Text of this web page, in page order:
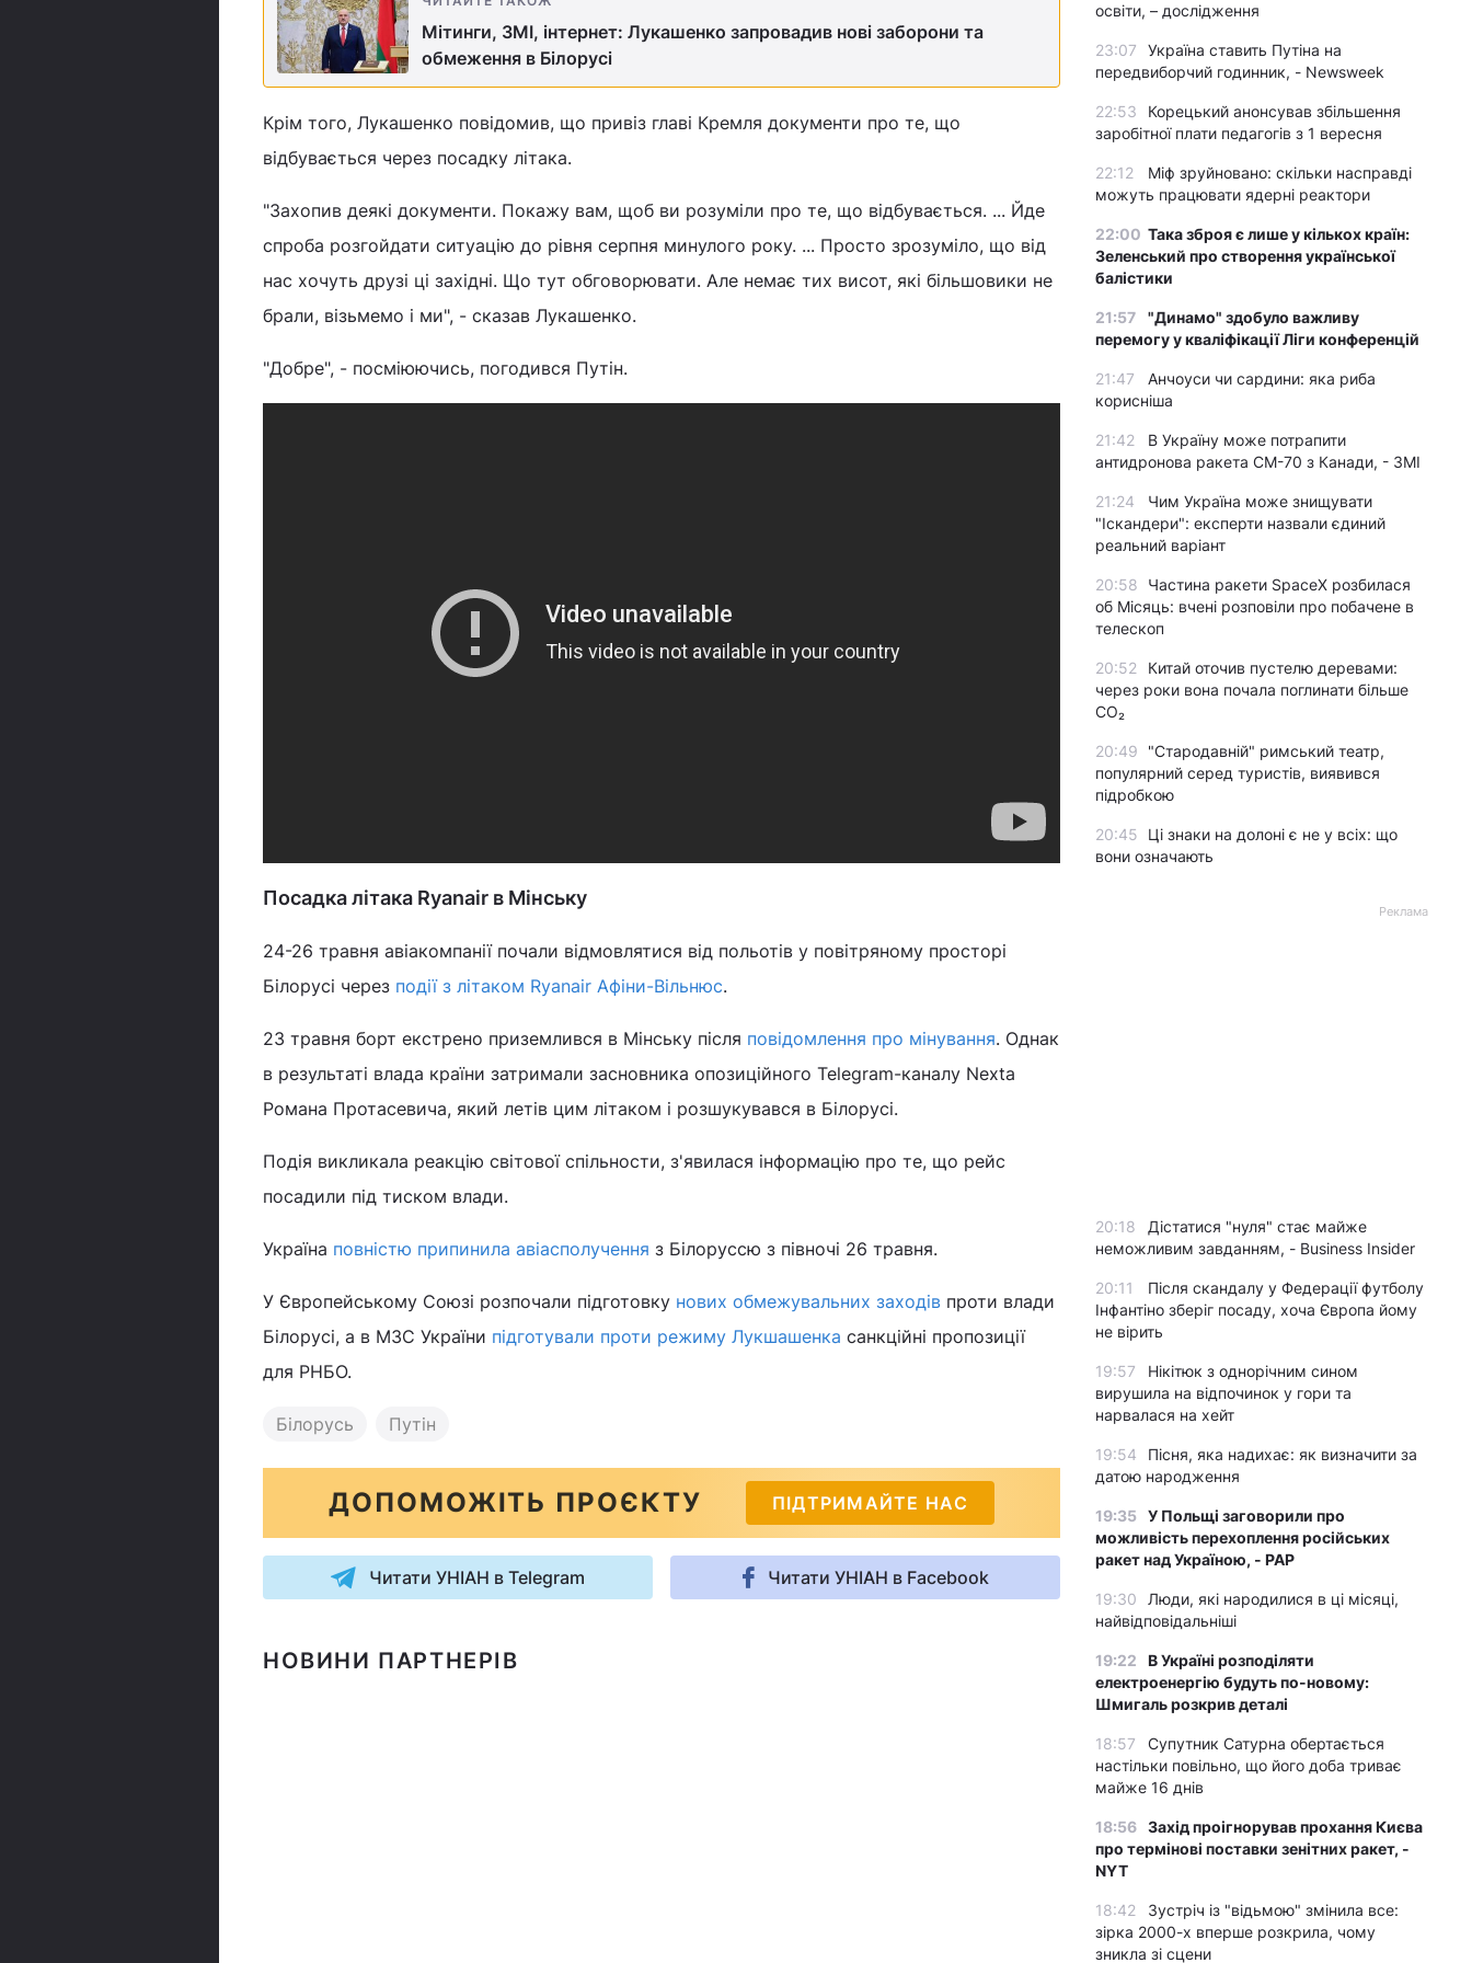
Мітинги, ЗМІ, інтернет: Лукашенко запровадив нові заборони та
обмеження в Білорусі
Крім того, Лукашенко повідомив, що привіз главі Кремля документи про те, що
відбувається через посадку літака.
"Захопив деякі документи. Покажу вам, щоб ви розуміли про те, що відбувається. ... Йде
спроба розгойдати ситуацію до рівня серпня минулого року. ... Просто зрозуміло, що від
нас хочуть друзі ці західні. Що тут обговорювати. Але немає тих висот, які більшовики не
брали, візьмемо і ми", - сказав Лукашенко.
"Добре", - посміюючись, погодився Путін.
Посадка літака Ryanair в Мінську
24-26 травня авіакомпанії почали відмовлятися від польотів у повітряному просторі
Білорусі через події з літаком Ryanair Афіни-Вільнюс.
23 травня борт екстрено приземлився в Мінську після повідомлення про мінування. Однак
в результаті влада країни затримали засновника опозиційного Telegram-каналу Nexta
Романа Протасевича, який летів цим літаком і розшукувався в Білорусі.
Подія викликала реакцію світової спільности, з'явилася інформацію про те, що рейс
посадили під тиском влади.
Україна повністю припинила авіасполучення з Білоруссю з півночі 26 травня.
У Європейському Союзі розпочали підготовку нових обмежувальних заходів проти влади
Білорусі, а в МЗС України підготували проти режиму Лукшашенка санкційні пропозиції
для РНБО.
Білорусь Путін
ДОПОМОЖІТЬ ПРОЄКТУ ПІДТРИМАЙТЕ НАС
Читати УНІАН в Telegram Читати УНІАН в Facebook
НОВИНИ ПАРТНЕРІВ
освіти, – дослідження
23:07
Україна ставить Путіна на
передвиборчий годинник, - Newsweek
22:53
Корецький анонсував збільшення
заробітної плати педагогів з 1 вересня
22:12
Міф зруйновано: скільки насправді
можуть працювати ядерні реактори
22:00 Така зброя є лише у кількох країн:
Зеленський про створення української
балістики
21:57
"Динамо" здобуло важливу
перемогу у кваліфікації Ліги конференцій
21:47
Анчоуси чи сардини: яка риба
корисніша
21:42
В Україну може потрапити
антидронова ракета CM-70 з Канади, - ЗМІ
21:24
Чим Україна може знищувати
"Іскандери": експерти назвали єдиний
реальний варіант
20:58
Частина ракети SpaceX розбилася
об Місяць: вчені розповіли про побачене в
телескоп
20:52
Китай оточив пустелю деревами:
через роки вона почала поглинати більше
CO₂
20:49
"Стародавній" римський театр,
популярний серед туристів, виявився
підробкою
20:45
Ці знаки на долоні є не у всіх: що
вони означають
Реклама
20:18
Дістатися "нуля" стає майже
неможливим завданням, - Business Insider
20:11
Після скандалу у Федерації футболу
Інфантіно зберіг посаду, хоча Європа йому
не вірить
19:57
Нікітюк з однорічним сином
вирушила на відпочинок у гори та
нарвалася на хейт
19:54
Пісня, яка надихає: як визначити за
датою народження
19:35 У Польщі заговорили про
можливість перехоплення російських
ракет над Україною, - PAP
19:30
Люди, які народилися в ці місяці,
найвідповідальніші
19:22
В Україні розподіляти
електроенергію будуть по-новому:
Шмигаль розкрив деталі
18:57
Супутник Сатурна обертається
настільки повільно, що його доба триває
майже 16 днів
18:56 Захід проігнорував прохання Києва
про термінові поставки зенітних ракет, -
NYT
18:42
Зустріч із "відьмою" змінила все:
зірка 2000-х вперше розкрила, чому
зникла зі сцени